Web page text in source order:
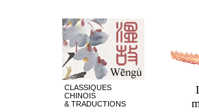
CLASSIQUES
CHINOIS
& TRADUCTIONS